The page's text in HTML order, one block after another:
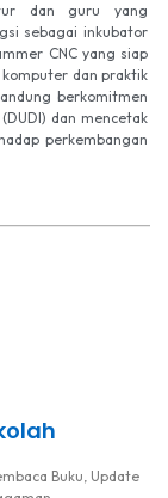
dan guru yang
sebagai inkubator
CNC yang siap
dan praktik
berkomitmen
dan mencetak
perkembangan
Buku, Update